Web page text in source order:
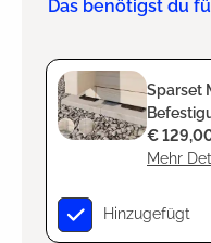
Das benötigst du
Sparset
Mehr
€
Hinzugefügt